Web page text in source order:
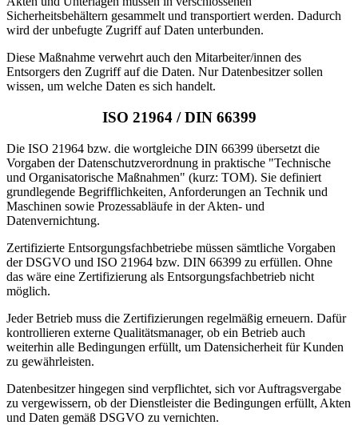
Sicherheitsbehältern gesammelt und transportiert werden. Dadurch
wird der unbefugte Zugriff auf Daten unterbunden.
Diese Maßnahme verwehrt auch den Mitarbeiter/innen des
Entsorgers den Zugriff auf die Daten. Nur Datenbesitzer sollen
wissen, um welche Daten es sich handelt.
ISO 21964 / DIN 66399
Die ISO 21964 bzw. die wortgleiche DIN 66399 übersetzt die
Vorgaben der Datenschutzverordnung in praktische "Technische
und Organisatorische Maßnahmen" (kurz: TOM). Sie definiert
grundlegende Begrifflichkeiten, Anforderungen an Technik und
Maschinen sowie Prozessabläufe in der Akten- und
Datenvernichtung.
Zertifizierte Entsorgungsfachbetriebe müssen sämtliche Vorgaben
der DSGVO und ISO 21964 bzw. DIN 66399 zu erfüllen. Ohne
das wäre eine Zertifizierung als Entsorgungsfachbetrieb nicht
möglich.
Jeder Betrieb muss die Zertifizierungen regelmäßig erneuern. Dafür
kontrollieren externe Qualitätsmanager, ob ein Betrieb auch
weiterhin alle Bedingungen erfüllt, um Datensicherheit für Kunden
zu gewährleisten.
Datenbesitzer hingegen sind verpflichtet, sich vor Auftragsvergabe
zu vergewissern, ob der Dienstleister die Bedingungen erfüllt, Akten
und Daten gemäß DSGVO zu vernichten.